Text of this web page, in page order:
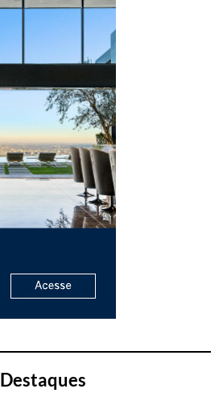
Destaques